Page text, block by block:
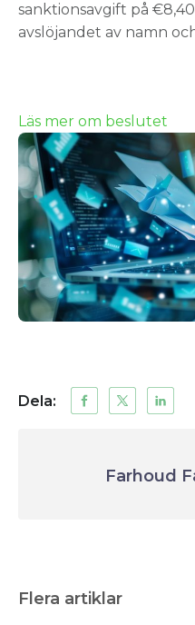
sanktionsavgift på
avslöjandet av namn
Läs mer om beslutet
Dela:
Farhoud
Flera artiklar